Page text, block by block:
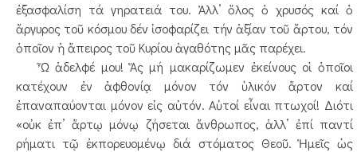
ἐξασφαλίση τά γηρατειά του. Ἀλλ’ ὅλος ὁ χρυσός καί ὁ
ἄργυρος τοῦ κόσμου δέν ἰσοφαρίζει τήν ἀξίαν τοῦ ἄρτου, τόν
ὁποῖον ἡ ἄπειρος τοῦ Κυρίου ἀγαθότης μᾶς παρέχει.
Ὦ ἀδελφέ μου! Ἅς μή μακαρίζωμεν ἐκείνους οἱ ὁποῖοι
κατέχουν ἐν ἀφθονίᾳ μόνον τόν ὑλικόν ἄρτον καί
ἐπαναπαύονται μόνον εἰς αὐτόν. Αὐτοί εἶναι πτωχοί! Διότι
«οὐκ ἐπ’ ἄρτῳ μόνῳ ζήσεται ἄνθρωπος, ἀλλ’ ἐπί παντί
ρήματι τῷ ἐκπορευομένῳ διά στόματος Θεοῦ. Ἡμεῖς ὡς